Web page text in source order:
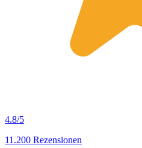
4.8/5
11.200 Rezensionen